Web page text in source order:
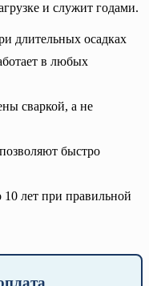
и служит годами.
длительных осадках
в любых
сваркой, а не
быстро
лет при правильной